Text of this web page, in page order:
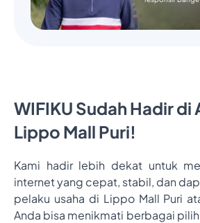
WIFIKU Sudah Hadir di
Lippo Mall Puri!
Kami hadir lebih dekat untuk
internet yang cepat, stabil, dan
pelaku usaha di Lippo Mall Puri
Anda bisa menikmati berbagai